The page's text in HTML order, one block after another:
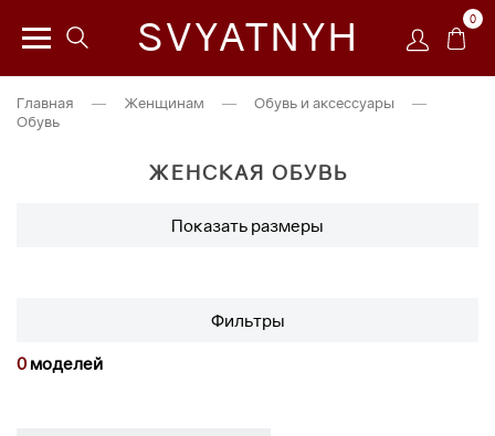
SVYATNYH 0
Главная — Женщинам — Обувь и аксессуары
—
Обувь
ЖЕНСКАЯ ОБУВЬ
Показать размеры
Фильтры
0моделей